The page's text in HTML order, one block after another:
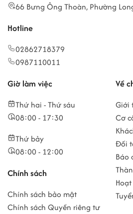
66 Bưng Ông Thoàn, Phường
Hotline
02862718379
0987110011
Giờ làm việc
Thứ hai - Thứ sáu
08:00 - 17:30
Thứ bảy
08:00 - 12:00
Chính sách
Chính sách bảo mật
Chính sách Quyền riêng tư
Về
Giới
Cơ
Đối
Báo